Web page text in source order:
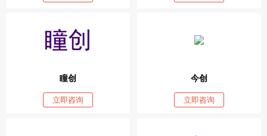
瞳创
立即咨询
今创
立即咨询